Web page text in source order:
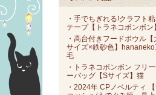
・手でちぎれる!クラフト
テープ【トラネコボンボン】
・高台付きフードボウル【
サイズ×鉄砂色】hananeko
毛
・トラネコボンボン フリ
ーバッグ【Sサイズ】猫
・2024年 CPノベルティ